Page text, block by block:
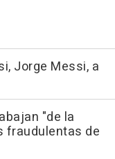
Jorge Messi, a
"de la
fraudulentas de